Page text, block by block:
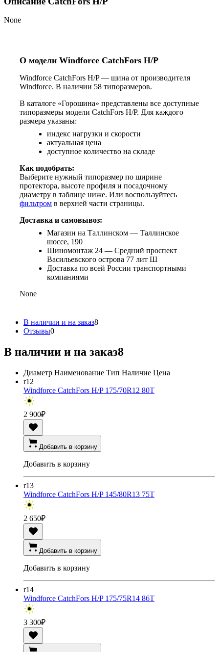
None
О модели Windforce CatchFors H/P
Windforce CatchFors H/P — шина от производителя
Windforce. В наличии 58 типоразмеров.
В каталоге «Горошина» представлены все доступные
типоразмеры модели CatchFors H/P. Для каждого
размера указаны:
индекс нагрузки и скорости
актуальная цена
доступное количество на складе
Как подобрать:
Выберите нужный типоразмер по ширине
протектора, высоте профиля и посадочному
диаметру в таблице ниже. Или воспользуйтесь
фильтром в верхней части страницы.
Доставка и самовывоз:
Магазин на Таллинском — Таллинское
шоссе, 190
Шиномонтаж 24 — Средний проспект
Васильевского острова 77 лит Ш
Доставка по всей России транспортными
компаниями
None
В наличии и на заказ8
Отзывы0
В наличии и на заказ8
Диаметр Наименование Тип Наличие Цена
r12
Windforce CatchFors H/P 175/70R12 80T
2 900₽
Добавить в корзину
Добавить в корзину
r13
Windforce CatchFors H/P 145/80R13 75T
2 650₽
Добавить в корзину
Добавить в корзину
r14
Windforce CatchFors H/P 175/75R14 86T
3 300₽